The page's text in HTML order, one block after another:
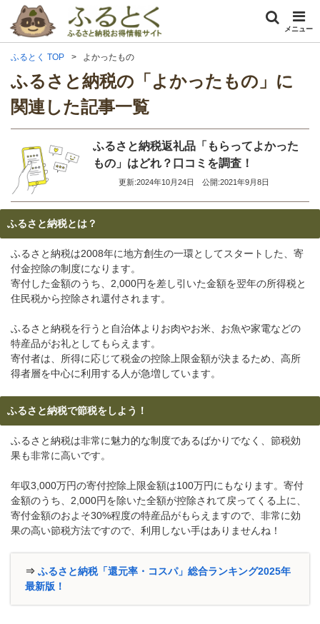
メニュー
ふるとく TOP よかったもの
ふるさと納税の「よかったもの」に
関連した記事一覧
ふるさと納税返礼品「もらってよかった
もの」はどれ？口コミを調査！
更新:2024年10月24日 公開:2021年9月8日
ふるさと納税とは？
ふるさと納税は2008年に地方創生の一環としてスタートした、寄
付金控除の制度になります。
寄付した金額のうち、2,000円を差し引いた金額を翌年の所得税と
住民税から控除され還付されます。
ふるさと納税を行うと自治体よりお肉やお米、お魚や家電などの
特産品がお礼としてもらえます。
寄付者は、所得に応じて税金の控除上限金額が決まるため、高所
得者層を中心に利用する人が急増しています。
ふるさと納税で節税をしよう！
ふるさと納税は非常に魅力的な制度であるばかりでなく、節税効
果も非常に高いです。
年収3,000万円の寄付控除上限金額は100万円にもなります。寄付
金額のうち、2,000円を除いた全額が控除されて戻ってくる上に、
寄付金額のおよそ30%程度の特産品がもらえますので、非常に効
果の高い節税方法ですので、利用しない手はありませんね！
⇒ ふるさと納税「還元率・コスパ」総合ランキング2025年
最新版！